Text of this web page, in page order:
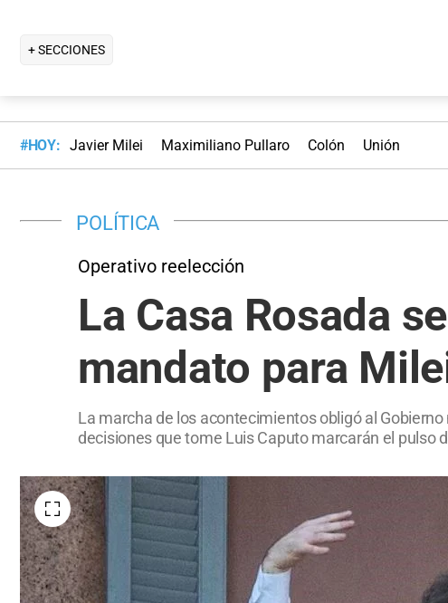
+ SECCIONES
#HOY: Javier Milei Maximiliano Pullaro Colón Unión
POLÍTICA
Operativo reelección
La Casa Rosada
mandato para
La marcha de los acontecimientos obligó al
decisiones que tome Luis Caputo marcarán el pulso